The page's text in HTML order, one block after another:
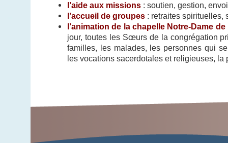
l’aide aux missions : soutien, gestion,
l’accueil de groupes : retraites
l’animation de la chapelle Notre-Dame
jour, toutes les Sœurs de la congrégation
familles, les malades, les personnes qui
les vocations sacerdotales et religieuses, la